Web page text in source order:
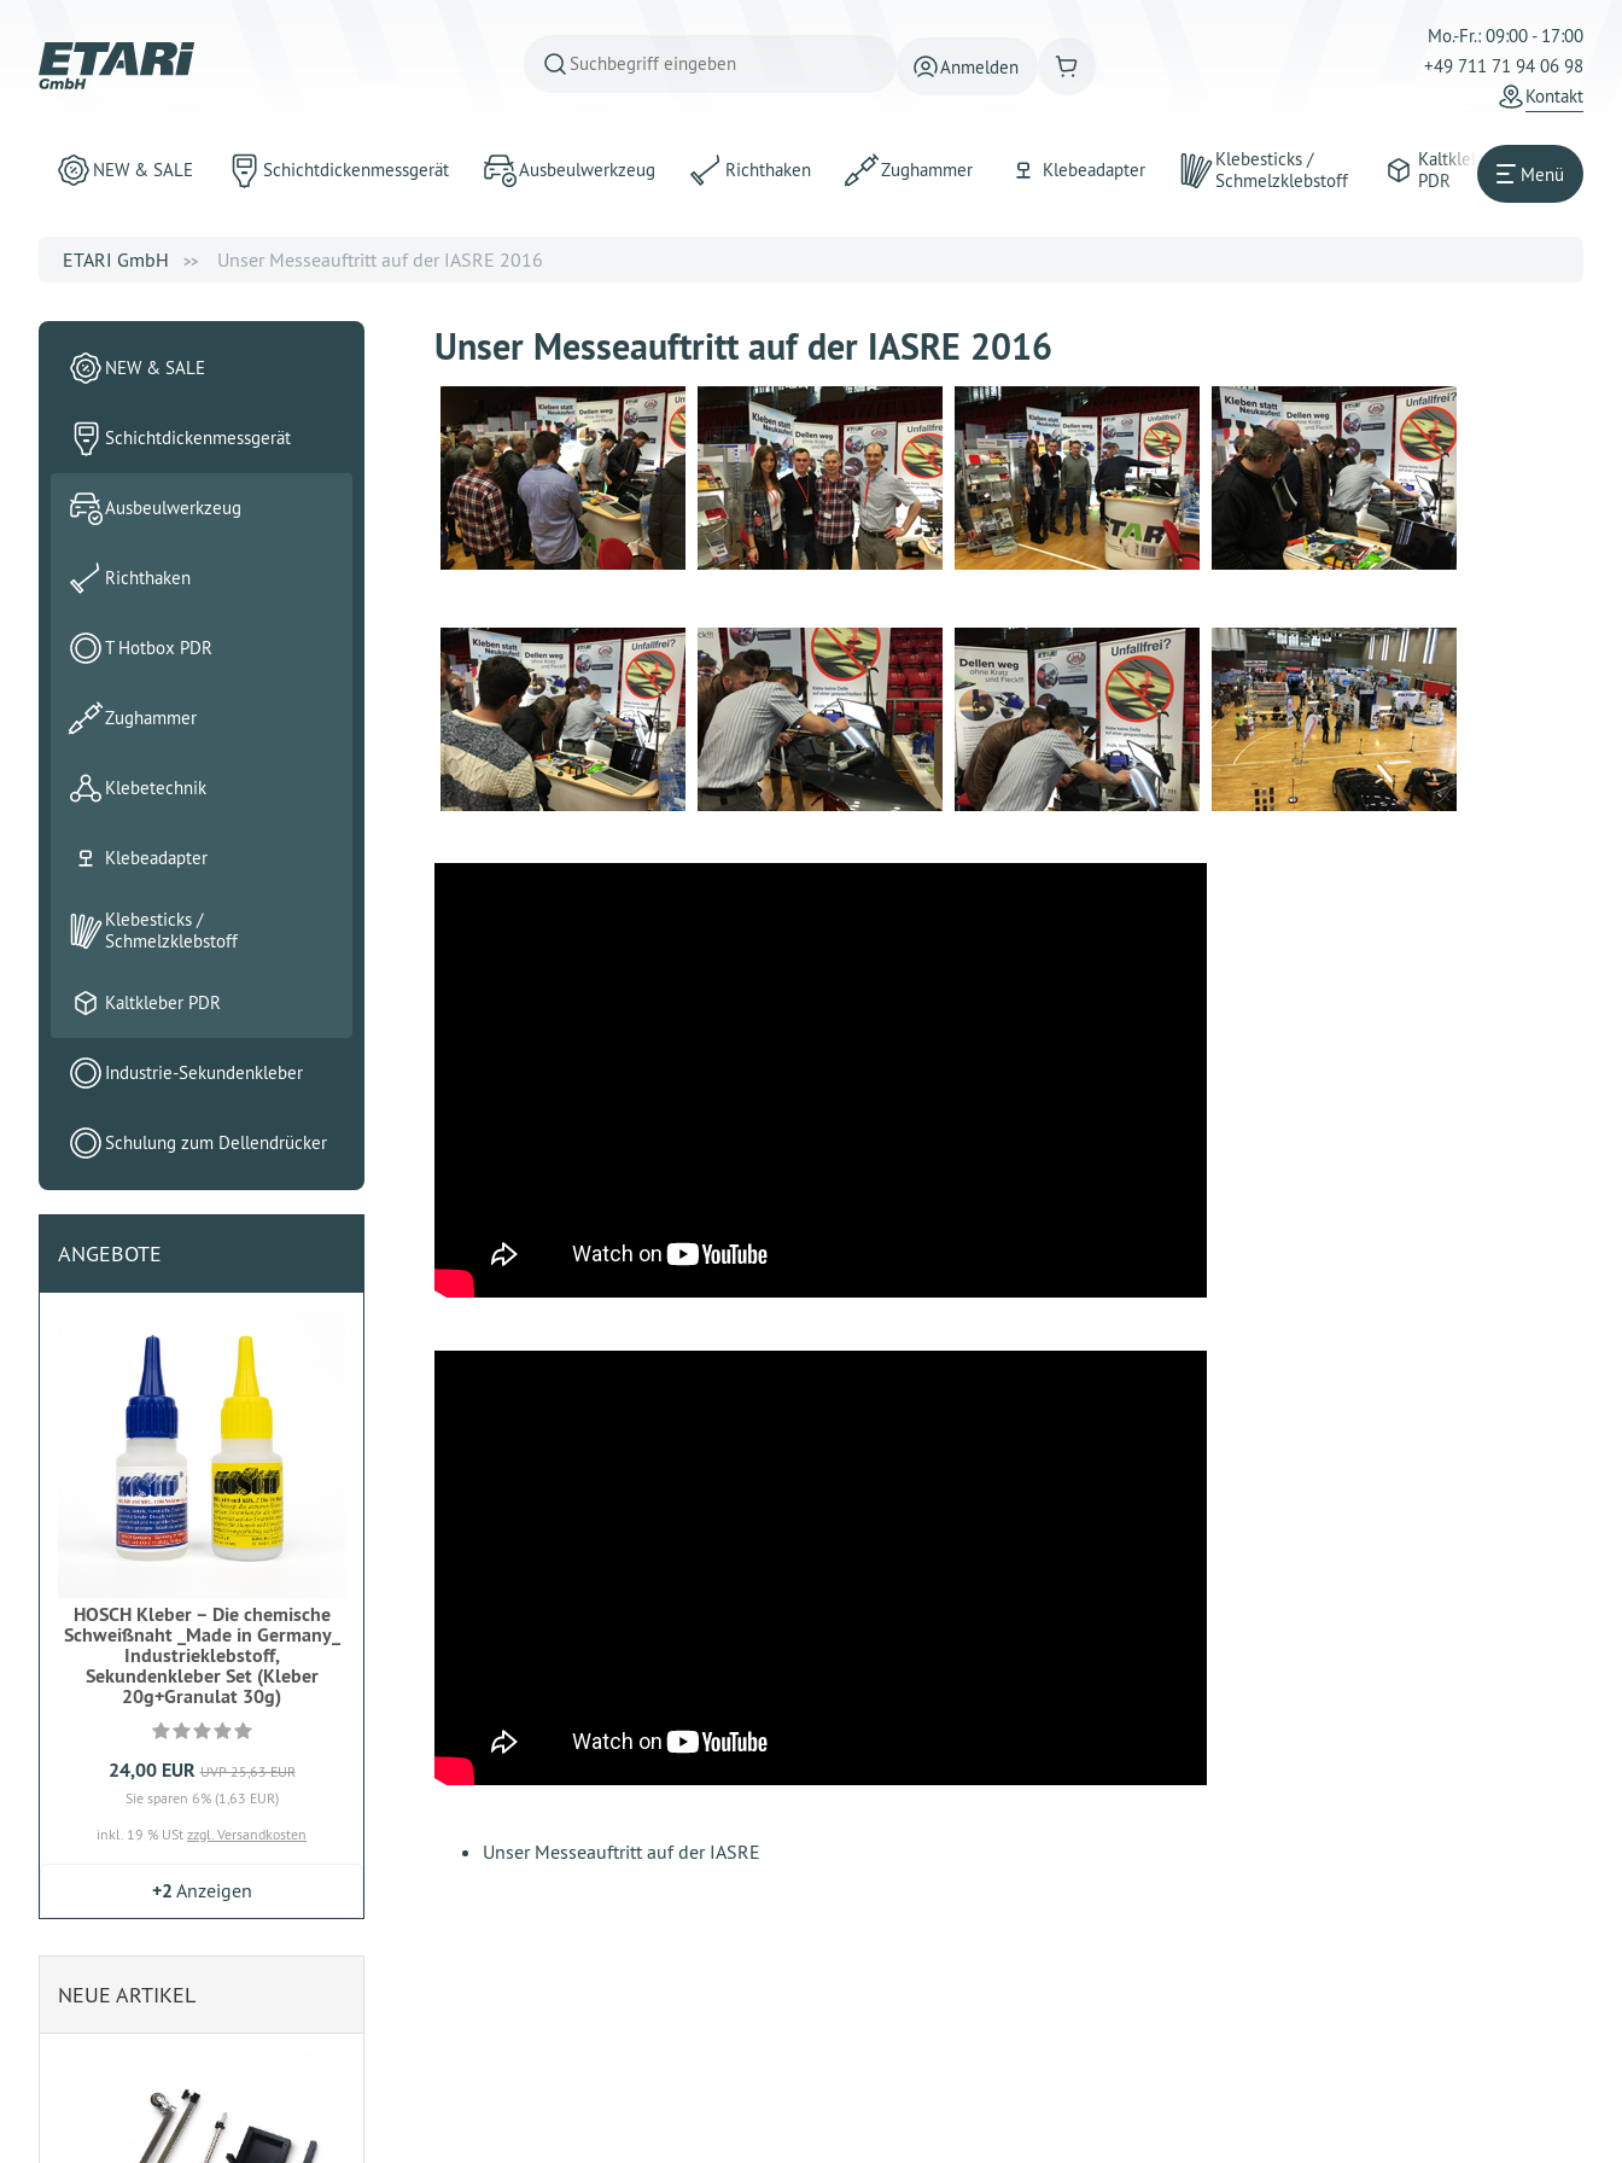
Anmelden
Mo.-Fr.: 09:00 - 17:00
+49 711 71 94 06 98
Kontakt
NEW & SALE Schichtdickenmessgerät Ausbeulwerkzeug Richthaken Zughammer Klebeadapter
Klebesticks /
Schmelzklebstoff
Kaltkleber
PDR
Menü
ETARI GmbH Unser Messeauftritt auf der IASRE 2016
Unser Messeauftritt auf der IASRE 2016
Unser Messeauftritt auf der IASRE
NEW & SALE
Schichtdickenmessgerät
Ausbeulwerkzeug
Richthaken
T Hotbox PDR
Zughammer
Klebetechnik
Klebeadapter
Klebesticks /
Schmelzklebstoff
Kaltkleber PDR
Industrie-Sekundenkleber
Schulung zum Dellendrücker
ANGEBOTE
HOSCH Kleber – Die chemische
Schweißnaht _Made in Germany_
Industrieklebstoff,
Sekundenkleber Set (Kleber
20g+Granulat 30g)
24,00 EUR UVP 25,63 EUR
Sie sparen 6% (1,63 EUR)
inkl. 19 % USt zzgl. Versandkosten
+2 Anzeigen
NEUE ARTIKEL